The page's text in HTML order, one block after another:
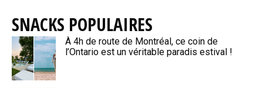
SNACKS POPULAIRES
À 4h de route de Montréal, ce coin de
l’Ontario est un véritable paradis estival !